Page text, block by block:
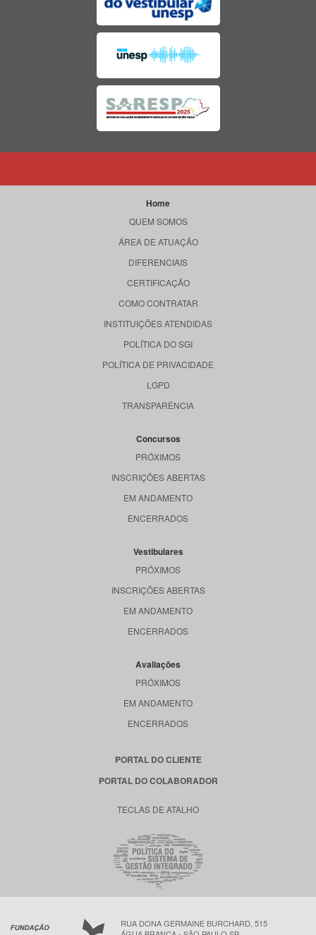
Home
QUEM SOMOS
ÁREA DE ATUAÇÃO
DIFERENCIAIS
CERTIFICAÇÃO
COMO CONTRATAR
INSTITUIÇÕES ATENDIDAS
POLÍTICA DO SGI
POLÍTICA DE PRIVACIDADE
LGPD
TRANSPARÊNCIA
Concursos
PRÓXIMOS
INSCRIÇÕES ABERTAS
EM ANDAMENTO
ENCERRADOS
Vestibulares
PRÓXIMOS
INSCRIÇÕES ABERTAS
EM ANDAMENTO
ENCERRADOS
Avaliações
PRÓXIMOS
EM ANDAMENTO
ENCERRADOS
PORTAL DO CLIENTE
PORTAL DO COLABORADOR
TECLAS DE ATALHO
RUA DONA GERMAINE BURCHARD, 515